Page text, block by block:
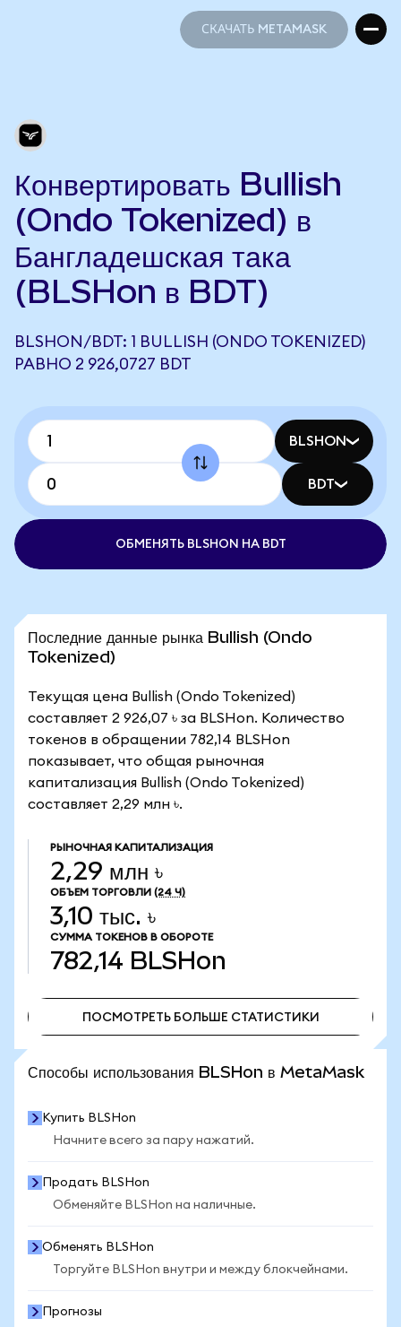
СКАЧАТЬ METAMASK
Конвертировать Bullish
(Ondo Tokenized) в
Бангладешская така
(BLSHon в BDT)
BLSHON/BDT: 1 BULLISH (ONDO TOKENIZED)
РАВНО 2 926,0727 BDT
BLSHON
BDT
ОБМЕНЯТЬ BLSHON НА BDT
Последние данные рынка Bullish (Ondo
Tokenized)
Текущая цена Bullish (Ondo Tokenized)
составляет 2 926,07 ৳ за BLSHon. Количество
токенов в обращении 782,14 BLSHon
показывает, что общая рыночная
капитализация Bullish (Ondo Tokenized)
составляет 2,29 млн ৳.
РЫНОЧНАЯ КАПИТАЛИЗАЦИЯ
2,29 млн ৳
ОБЪЕМ ТОРГОВЛИ (24 Ч)
3,10 тыс. ৳
СУММА ТОКЕНОВ В ОБОРОТЕ
782,14 BLSHon
ПОСМОТРЕТЬ БОЛЬШЕ СТАТИСТИКИ
Способы использования BLSHon в MetaMask
Купить BLSHon
Начните всего за пару нажатий.
Продать BLSHon
Обменяйте BLSHon на наличные.
Обменять BLSHon
Торгуйте BLSHon внутри и между блокчейнами.
Прогнозы